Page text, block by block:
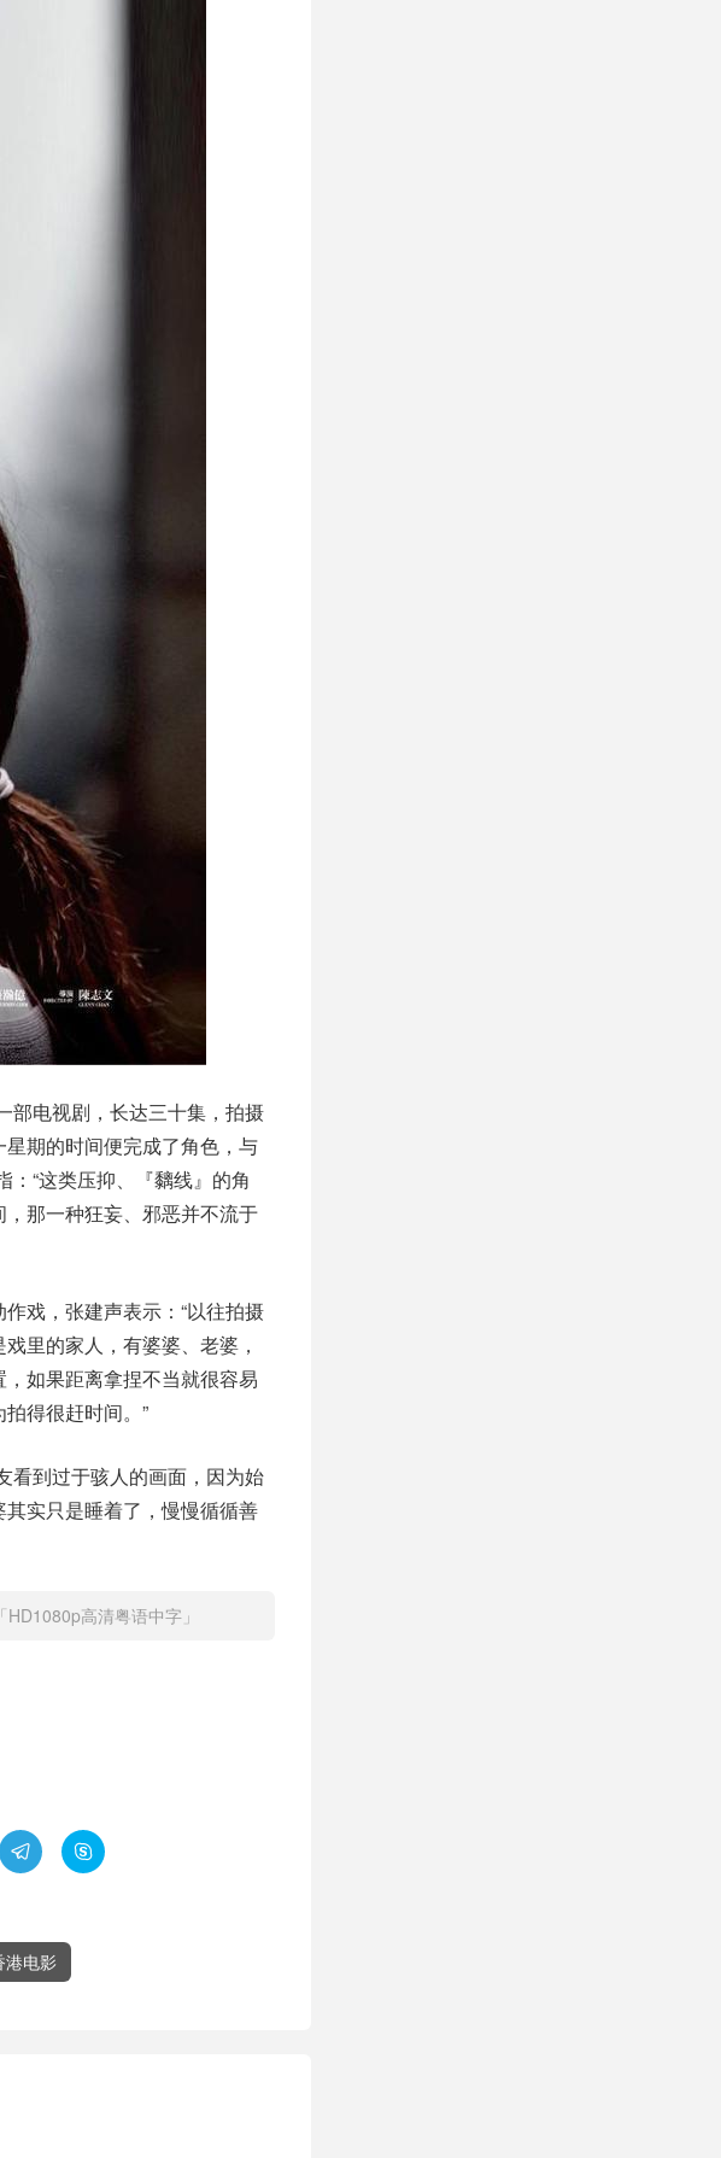
部电视剧，长达三十集，拍摄
期的时间便完成了角色，与
“这类压抑、『黐线』的角
那一种狂妄、邪恶并不流于
戏，张建声表示：“以往拍摄
里的家人，有婆婆、老婆，
如果距离拿捏不当就很容易
得很赶时间。”
看到过于骇人的画面，因为始
实只是睡着了，慢慢循循善
高清粤语中字」
 
港电影